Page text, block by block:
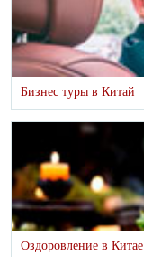
Бизнес туры в Китай
Оздоровление в Китае